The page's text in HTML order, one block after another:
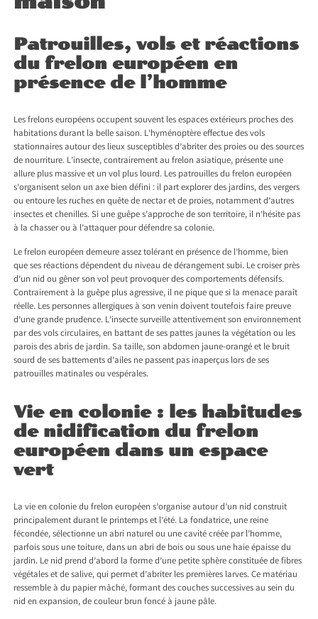
Patrouilles, vols et réactions
du frelon européen en
présence de l’homme
Les frelons européens occupent souvent les espaces extérieurs proches des
habitations durant la belle saison. L’hyménoptère effectue des vols
stationnaires autour des lieux susceptibles d’abriter des proies ou des sources
de nourriture. L’insecte, contrairement au frelon asiatique, présente une
allure plus massive et un vol plus lourd. Les patrouilles du frelon européen
s’organisent selon un axe bien défini : il part explorer des jardins, des vergers
ou entoure les ruches en quête de nectar et de proies, notamment d’autres
insectes et chenilles. Si une guêpe s’approche de son territoire, il n’hésite pas
à la chasser ou à l’attaquer pour défendre sa colonie.
Le frelon européen demeure assez tolérant en présence de l’homme, bien
que ses réactions dépendent du niveau de dérangement subi. Le croiser près
d’un nid ou gêner son vol peut provoquer des comportements défensifs.
Contrairement à la guêpe plus agressive, il ne pique que si la menace paraît
réelle. Les personnes allergiques à son venin doivent toutefois faire preuve
d’une grande prudence. L’insecte surveille attentivement son environnement
par des vols circulaires, en battant de ses pattes jaunes la végétation ou les
parois des abris de jardin. Sa taille, son abdomen jaune-orangé et le bruit
sourd de ses battements d’ailes ne passent pas inaperçus lors de ses
patrouilles matinales ou vespérales.
Vie en colonie : les habitudes
de nidification du frelon
européen dans un espace
vert
La vie en colonie du frelon européen s’organise autour d’un nid construit
principalement durant le printemps et l’été. La fondatrice, une reine
fécondée, sélectionne un abri naturel ou une cavité créée par l’homme,
parfois sous une toiture, dans un abri de bois ou sous une haie épaisse du
jardin. Le nid prend d’abord la forme d’une petite sphère constituée de fibres
végétales et de salive, qui permet d’abriter les premières larves. Ce matériau
ressemble à du papier mâché, formant des couches successives au sein du
nid en expansion, de couleur brun foncé à jaune pâle.